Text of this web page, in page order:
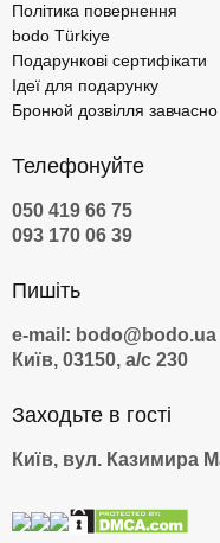
Політика повернення
bodo Türkiye
Подарункові сертифікати
Ідеї для подарунку
Бронюй дозвілля завчасно
Телефонуйте
050 419 66 75
093 170 06 39
Пишіть
e-mail: bodo@bodo.ua
Київ, 03150, а/с 230
Заходьте в гості
Київ, вул. Казимира